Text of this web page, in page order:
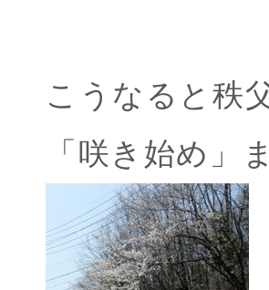
こうなると秩
「咲き始め」